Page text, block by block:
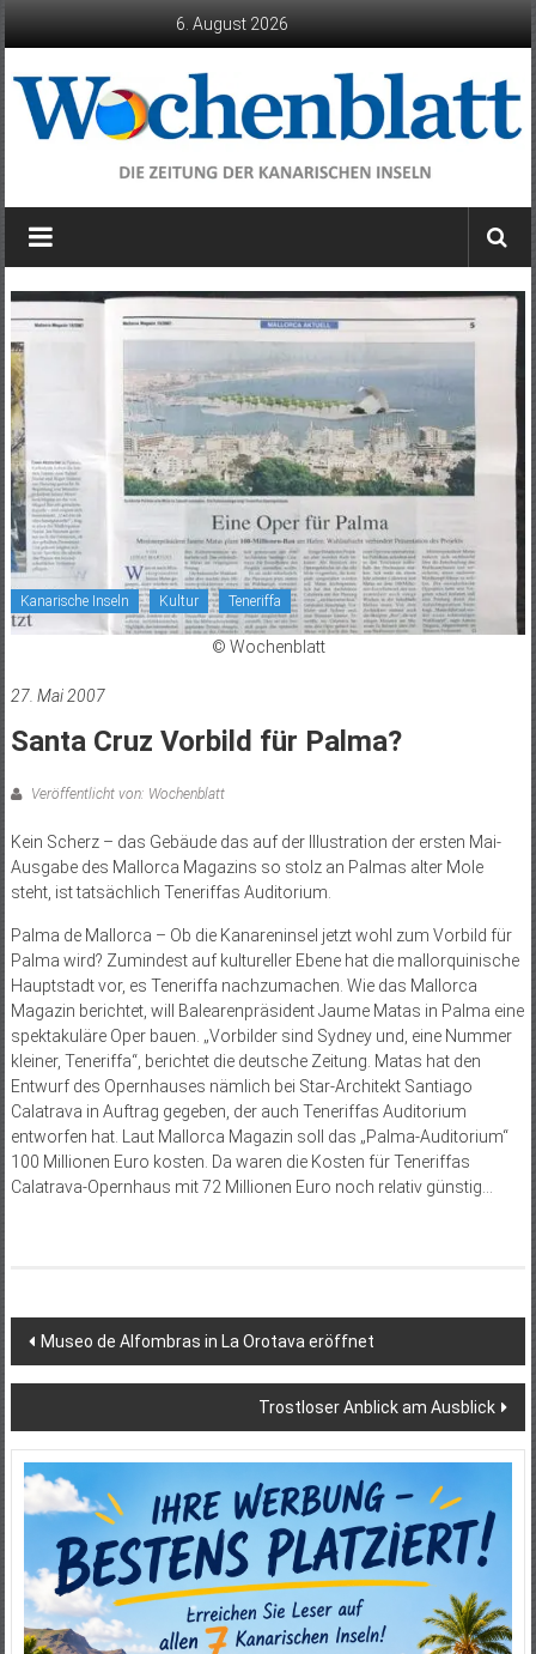
6. August 2026
Wochenblatt
die
der
Kanarischen
Inseln
Kanarische Inseln Kultur Teneriffa
© Wochenblatt
27. Mai 2007
Santa Cruz Vorbild für Palma?
Veröffentlicht von: Wochenblatt
Kein Scherz – das Gebäude das auf der Illustration der ersten Mai-
Ausgabe des Mallorca Magazins so stolz an Palmas alter Mole
steht, ist tatsächlich Teneriffas Auditorium.
Palma de Mallorca – Ob die Kanareninsel jetzt wohl zum Vorbild für
Palma wird? Zumindest auf kultureller Ebene hat die mallorquinische
Hauptstadt vor, es Teneriffa nachzumachen. Wie das Mallorca
Magazin berichtet, will Balearenpräsident Jaume Matas in Palma eine
spektakuläre Oper bauen. „Vorbilder sind Sydney und, eine Nummer
kleiner, Teneriffa“, berichtet die deutsche Zeitung. Matas hat den
Entwurf des Opernhauses nämlich bei Star-Architekt Santiago
Calatrava in Auftrag gegeben, der auch Teneriffas Auditorium
entworfen hat. Laut Mallorca Magazin soll das „Palma-Auditorium“
100 Millionen Euro kosten. Da waren die Kosten für Teneriffas
Calatrava-Opernhaus mit 72 Millionen Euro noch relativ günstig…
Beitragsnavigation
Museo de Alfombras in La Orotava eröffnet
Trostloser Anblick am Ausblick